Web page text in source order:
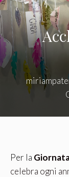
Per la
celebra ogni